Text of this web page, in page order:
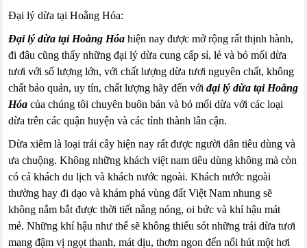
Đại lý dừa tại Hoằng Hóa:
Đại lý dừa tại Hoằng Hóa hiện nay được mở rộng rất thịnh hành,
đi đâu cũng thấy những đại lý dừa cung cấp sỉ, lẻ và bỏ mối dừa
tươi với số lượng lớn, với chất lượng dừa tươi nguyên chất, không
chất bảo quản, uy tín, chất lượng hãy đến vớiđại lý dừa tại Hoằng
Hóacủa chúng tôi chuyên buôn bán và bỏ mối dừa với các loại
dừa trên các quận huyện và các tỉnh thành lân cận.
Dừa xiêm là loại trái cây hiện nay rất được người dân tiêu dùng và
ưa chuộng. Không những khách việt nam tiêu dùng không mà còn
có cả khách du lịch và khách nước ngoài. Khách nước ngoài
thường hay đi dạo và khám phá vùng đất Việt Nam nhung sẽ
không nắm bắt được thời tiết nắng nóng, oi bức và khí hậu mát
mẻ. Những khí hậu như thế sẽ không thiếu sót những trái dừa tươi
mang đậm vị ngọt thanh, mát dịu, thơm ngon đến nổi hút một hơi